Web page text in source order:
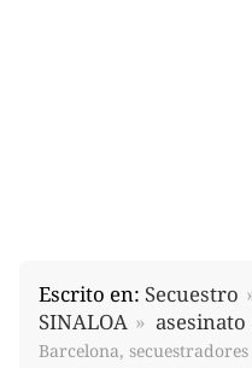
Escrito en: Secuestro
SINALOA
asesinato
Barcelona, secuestradores